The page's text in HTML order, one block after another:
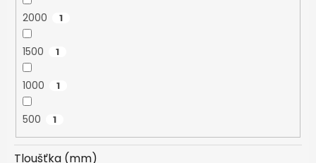
2000 1
1500 1
1000 1
500 1
Tloušťka (mm)